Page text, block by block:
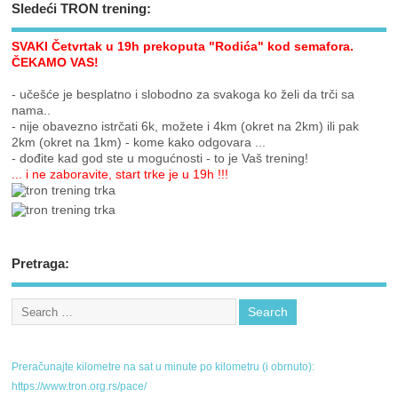
Sledeći TRON trening:
SVAKI Četvrtak u 19h prekoputa "Rodića" kod semafora.
ČEKAMO VAS!
- učešće je besplatno i slobodno za svakoga ko želi da trči sa
nama..
- nije obavezno istrčati 6k, možete i 4km (okret na 2km) ili pak
2km (okret na 1km) - kome kako odgovara ...
- dođite kad god ste u mogućnosti - to je Vaš trening!
... i ne zaboravite, start trke je u 19h !!!
Pretraga:
Preračunajte kilometre na sat u minute po kilometru (i obrnuto):
https://www.tron.org.rs/pace/